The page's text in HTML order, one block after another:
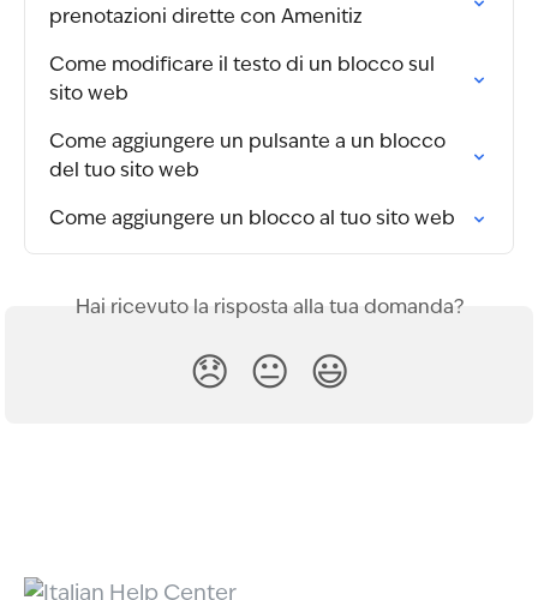
prenotazioni dirette con Amenitiz
Come modificare il testo di un blocco sul
sito web
Come aggiungere un pulsante a un blocco
del tuo sito web
Come aggiungere un blocco al tuo sito web
Hai ricevuto la risposta alla tua domanda?
😞 😐 😃